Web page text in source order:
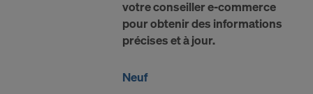
votre conseiller e-commerce
pour obtenir des informations
précises et à jour.
Neuf